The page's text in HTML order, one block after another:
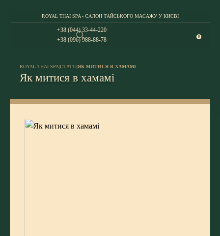
ROYAL THAI SPA - САЛОН ТАЙСЬКОГО МАСАЖУ У КИЄВІ
+38 (044) 33-44-220
+38 (096) 988-88-78
0
ROYAL THAI SPA|СТАТТІ|ЯК МИТИСЯ В ХАМАМІ
Як митися в хамамі